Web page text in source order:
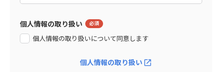
個人情報の取り扱い
個人情報の取り扱いについて同意します
個人情報の取り扱い